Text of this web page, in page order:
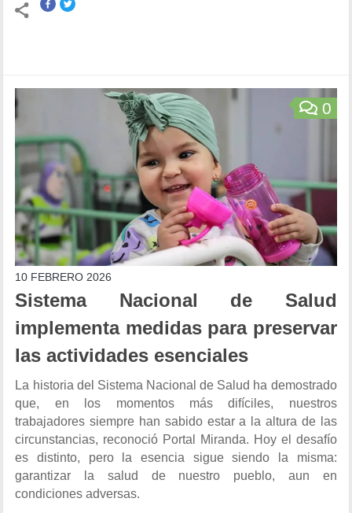
0
10 FEBRERO 2026
Sistema Nacional de Salud
implementa medidas para preservar
las actividades esenciales
La historia del Sistema Nacional de Salud ha demostrado
que, en los momentos más difíciles, nuestros
trabajadores siempre han sabido estar a la altura de las
circunstancias, reconoció Portal Miranda. Hoy el desafío
es distinto, pero la esencia sigue siendo la misma:
garantizar la salud de nuestro pueblo, aun en
condiciones adversas.